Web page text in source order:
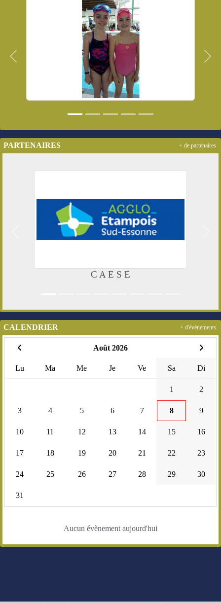
Précedent
PARTENAIRES
C A E S E
+ de partenaires
CALENDRIER
Août 2026
Lu Ma Me Je Ve Sa Di
1 2
3 4 5 6 7 8 9
10 11 12 13 14 15 16
17 18 19 20 21 22 23
24 25 26 27 28 29 30
31
Aucun évènement aujourd'hui
+ d'évènements